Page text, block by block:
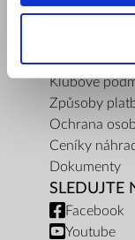
Bezpečnost
PRAVIDLA
Pravidla
Klubové
Způsoby
Ochrana
Ceníky
Dokumenty
SLEDUJTE
Facebook
Youtube